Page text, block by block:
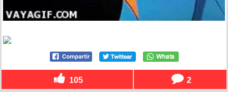
105 2